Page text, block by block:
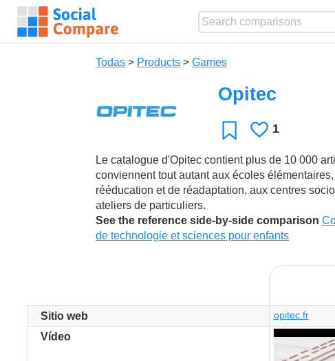
Todas > Products > Games
Opitec
Favoritos
Le
1
Le catalogue d'Opitec contient plus de 10 000
conviennent tout autant aux écoles
rééducation et de réadaptation, aux centres
ateliers de particuliers.
See the reference side-by-side comparison
de technologie et sciences pour enfants
Sitio web opitec.fr
Vídeo